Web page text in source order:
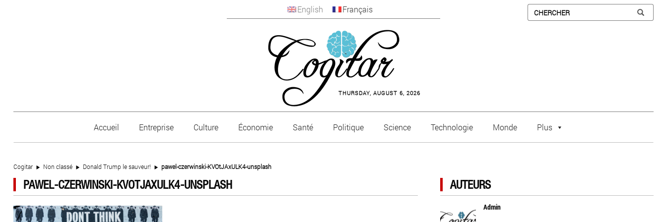
English Français
THURSDAY, AUGUST 6, 2026
Accueil Entreprise Culture Économie Santé Politique Science Technologie Monde Plus
Cogitar Non classé Donald Trump le sauveur! pawel-czerwinski-KVOtJAxULK4-unsplash
PAWEL-CZERWINSKI-KVOTJAXULK4-UNSPLASH AUTEURS
Admin